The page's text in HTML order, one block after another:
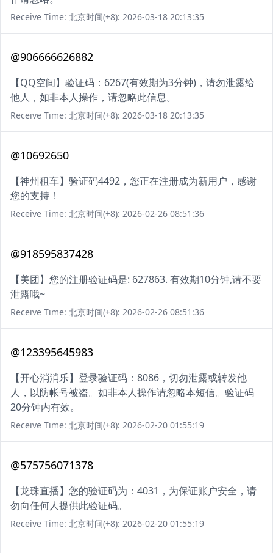
Receive Time: 北京时间(+8): 2026-03-18 20:13:35
@906666626882
【QQ空间】验证码：6267(有效期为3分钟)，请勿泄露给
他人，如非本人操作，请忽略此信息。
Receive Time: 北京时间(+8): 2026-03-18 20:13:35
@10692650
【神州租车】验证码4492，您正在注册成为新用户，感谢
您的支持！
Receive Time: 北京时间(+8): 2026-02-26 08:51:36
@918595837428
【美团】您的注册验证码是: 627863. 有效期10分钟,请不要
泄露哦~
Receive Time: 北京时间(+8): 2026-02-26 08:51:36
@123395645983
【开心消消乐】登录验证码：8086，切勿泄露或转发他
人，以防帐号被盗。如非本人操作请忽略本短信。验证码
20分钟内有效。
Receive Time: 北京时间(+8): 2026-02-20 01:55:19
@575756071378
【龙珠直播】您的验证码为：4031，为保证账户安全，请
勿向任何人提供此验证码。
Receive Time: 北京时间(+8): 2026-02-20 01:55:19